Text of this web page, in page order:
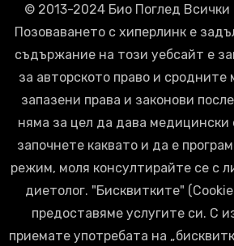
© 2013-2024 Био Поглед Всички
Позоваването с хиперлинк е
съдържание на този уебсайт е
за авторското право и сродните
запазени права и законови
няма за цел да дава
започнете каквато и да е
режим, моля консултирайте се с
диетолог. "Бисквитките"
предоставяме услугите си. С
приемате употребата на